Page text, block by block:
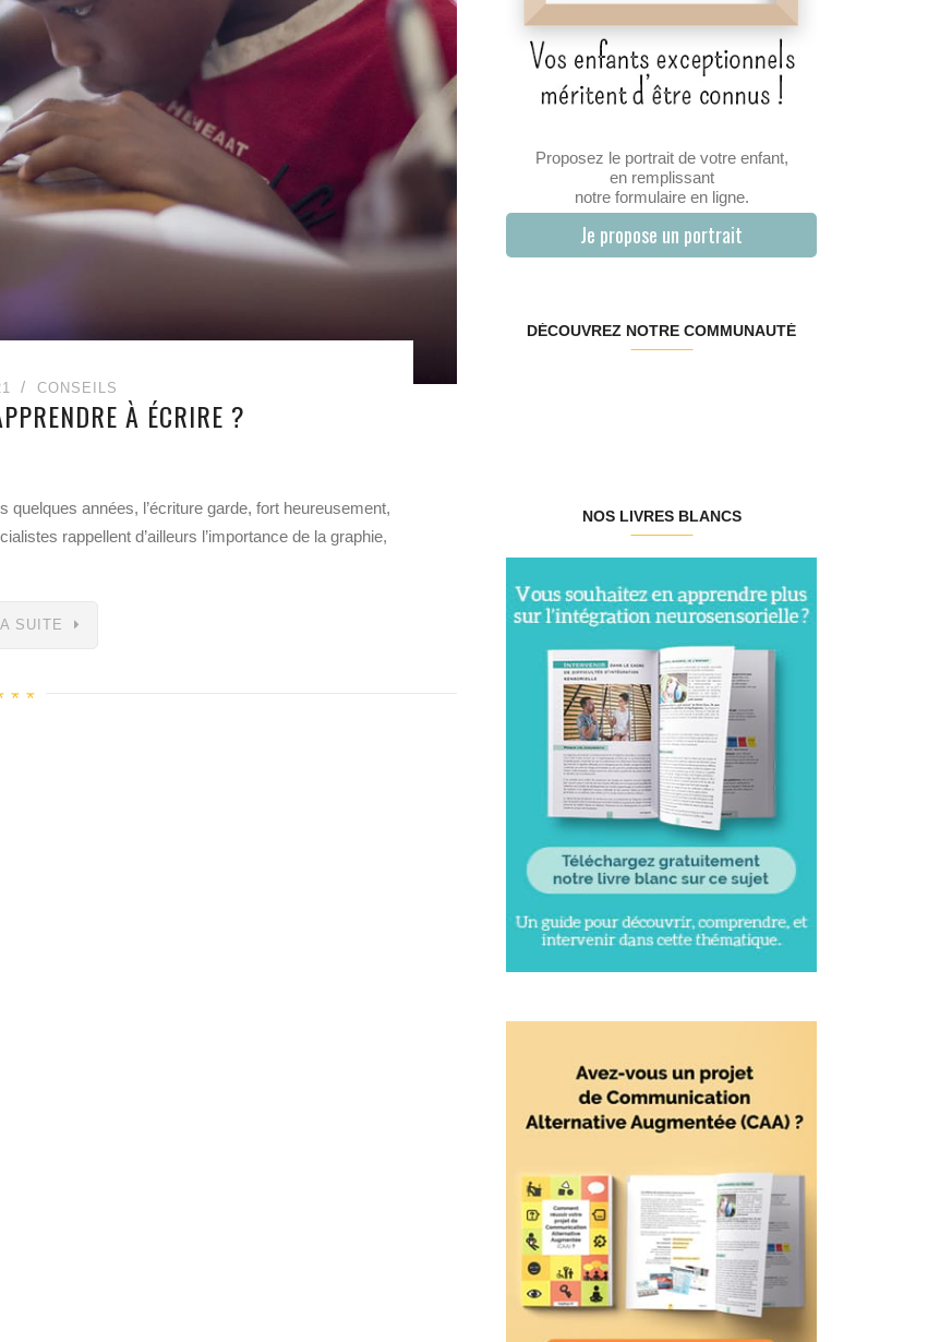
CONSEILS
À ÉCRIRE ?
quelques années, l’écriture garde, fort heureusement,
rappellent d’ailleurs l’importance de la graphie,
SUITE
Proposez le portrait de votre enfant,
en remplissant
notre formulaire en ligne.
Je propose un portrait
DÉCOUVREZ NOTRE COMMUNAUTÉ
NOS LIVRES BLANCS